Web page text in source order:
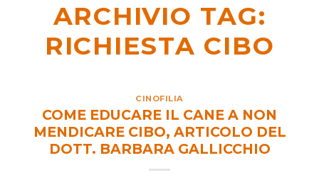
ARCHIVIO TAG:
RICHIESTA CIBO
CINOFILIA
COME EDUCARE IL CANE A NON
MENDICARE CIBO, ARTICOLO DEL
DOTT. BARBARA GALLICCHIO